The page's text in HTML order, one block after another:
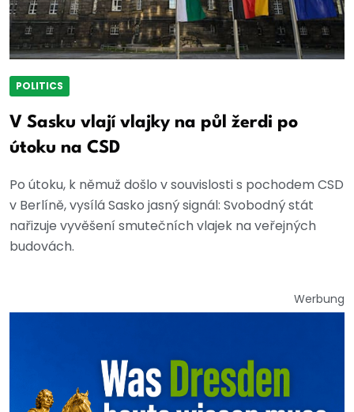
POLITICS
V Sasku vlají vlajky na půl žerdi po
útoku na CSD
Po útoku, k němuž došlo v souvislosti s pochodem CSD
v Berlíně, vysílá Sasko jasný signál: Svobodný stát
nařizuje vyvěšení smutečních vlajek na veřejných
budovách.
Werbung